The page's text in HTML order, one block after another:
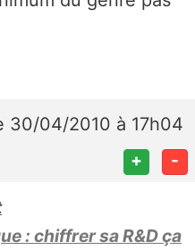
30/04/2010 à 17h04
+ -
: chiffrer sa R&D ça